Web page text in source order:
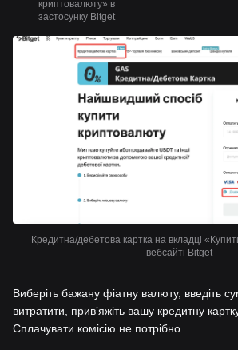
криптовалюту» в
застосунку Bitget
Кредитна/дебетова картка на вкладці
вебсайті Bitget
Виберіть бажану фіатну валюту, введіть
витратити, привʼяжіть вашу кредитну картку
Сплачувати комісію не потрібно.